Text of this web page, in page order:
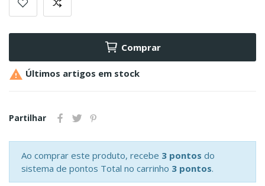
Comprar
 Últimos artigos em stock
Partilhar
Ao comprar este produto, recebe 3 pontos do
sistema de pontos Total no carrinho 3 pontos.